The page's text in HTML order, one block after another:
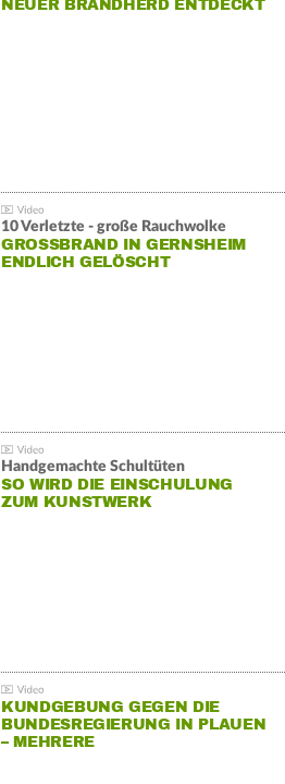
NEUER BRANDHERD ENTDECKT
10 Verletzte - große Rauchwolke
GROSSBRAND IN GERNSHEIM E
NDLICH GELÖSCHT
Handgemachte Schultüten
SO WIRD DIE EINSCHULUNG
ZUM KUNSTWERK
KUNDGEBUNG GEGEN DIE
BUNDESREGIERUNG IN PLAUEN
– MEHRERE